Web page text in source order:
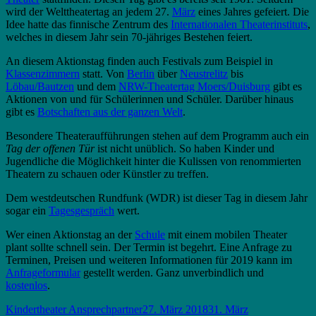
wird der Welttheatertag an jedem 27. März eines Jahres gefeiert. Die
Idee hatte das finnische Zentrum des Internationalen Theaterinstituts,
welches in diesem Jahr sein 70-jähriges Bestehen feiert.
An diesem Aktionstag finden auch Festivals zum Beispiel in
Klassenzimmern statt. Von Berlin über Neustrelitz bis
Löbau/Bautzen und dem NRW-Theatertag Moers/Duisburg gibt es
Aktionen von und für Schülerinnen und Schüler. Darüber hinaus
gibt es Botschaften aus der ganzen Welt.
Besondere Theateraufführungen stehen auf dem Programm auch ein
Tag der offenen Tür ist nicht unüblich. So haben Kinder und
Jugendliche die Möglichkeit hinter die Kulissen von renommierten
Theatern zu schauen oder Künstler zu treffen.
Dem westdeutschen Rundfunk (WDR) ist dieser Tag in diesem Jahr
sogar ein Tagesgespräch wert.
Wer einen Aktionstag an der Schule mit einem mobilen Theater
plant sollte schnell sein. Der Termin ist begehrt. Eine Anfrage zu
Terminen, Preisen und weiteren Informationen für 2019 kann im
Anfrageformular gestellt werden. Ganz unverbindlich und
kostenlos.
Autor
Kindertheater AnsprechpartnerVeröffentlicht
27. März 201831. März